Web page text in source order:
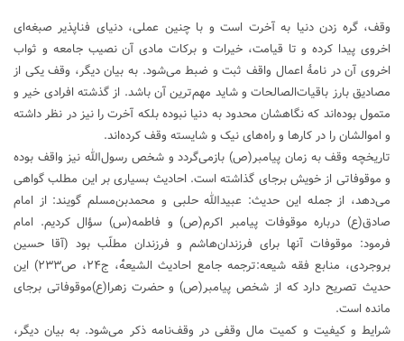
وقف، گره زدن دنیا به آخرت است و با چنین عملی، دنیای فناپذیر صبغه‌ای
اخروی پیدا کرده و تا قیامت، خیرات و برکات مادی آن نصیب جامعه و ثواب
اخروی آن در نامۀ اعمال واقف ثبت و ضبط می‌شود. به بیان دیگر، وقف یکی از
مصادیق بارز باقیات‌الصالحات و شاید مهم‌ترین آن باشد. از گذشته افرادی خیر و
متمول بوده‌اند که نگاهشان محدود به دنیا نبوده بلکه آخرت را نیز در نظر داشته
و اموالشان را در کارها و راه‌های نیک و شایسته وقف کرده‌اند.
تاریخچه وقف به زمان پیامبر(ص) بازمی‌گردد و شخص رسول‌الله نیز واقف بوده
و موقوفاتی از خویش برجای گذاشته است. احادیث بسیاری بر این مطلب گواهی
می‌دهد، از جمله این حدیث: عبيدالله حلبى و محمدبن‌مسلم گويند: از امام
صادق(ع) درباره موقوفات پيامبر اكرم(ص) و فاطمه(س) سؤال كرديم. امام
فرمود: موقوفات آنها براى فرزندان‌هاشم و فرزندان مطلّب بود (آقا حسين
بروجردى‏، منابع فقه شيعه:‌ترجمه جامع احاديث الشيعهًْ، ج۲۴، ص۲۳۳) این
حدیث تصریح دارد که از شخص پیامبر(ص) و حضرت زهرا(ع)موقوفاتی برجای
مانده است.
شرایط و کیفیت و کمیت مال وقفی در وقف‌نامه ذکر می‌شود. به بیان دیگر،